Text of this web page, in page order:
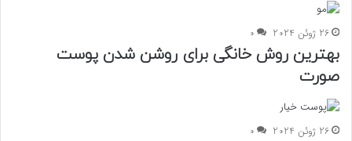
26 ژوئن 2024 0
بهترین روش خانگی برای روشن شدن پوست
صورت
26 ژوئن 2024 0